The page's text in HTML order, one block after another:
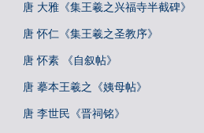
唐 大雅《集王羲之兴福寺半截碑》
唐 怀仁《集王羲之圣教序》
唐 怀素 《自叙帖》
唐 摹本王羲之《姨母帖》
唐 李世民《晋祠铭》